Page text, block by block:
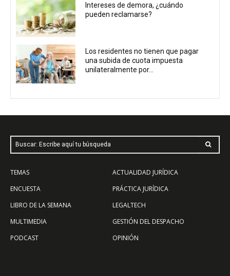
Intereses de demora, ¿cuándo
pueden reclamarse?
Los residentes no tienen que pagar
una subida de cuota impuesta
unilateralmente por...
Buscar: Escribe aquí tu búsqueda
TEMAS
ENCUESTA
LIBRO DE LA SEMANA
MULTIMEDIA
PODCAST
ACTUALIDAD JURÍDICA
PRÁCTICA JURÍDICA
LEGALTECH
GESTIÓN DEL DESPACHO
OPINIÓN